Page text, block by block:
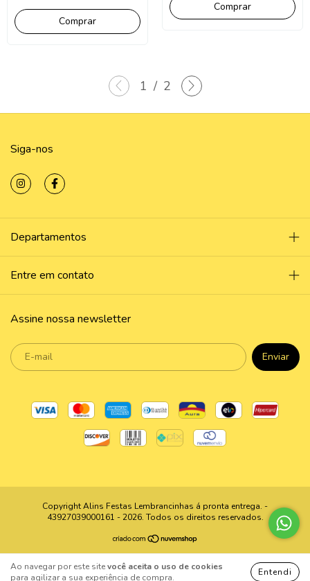
Ao navegar por este sitevocê aceita o uso de cookies
para agilizar a sua experiência de compra.
Entendi
1 / 2
Siga-nos
Departamentos
Entre em contato
Assine nossa newsletter
Copyright Alins Festas Lembrancinhas á pronta entrega. -
43927039000161 - 2026. Todos os direitos reservados.